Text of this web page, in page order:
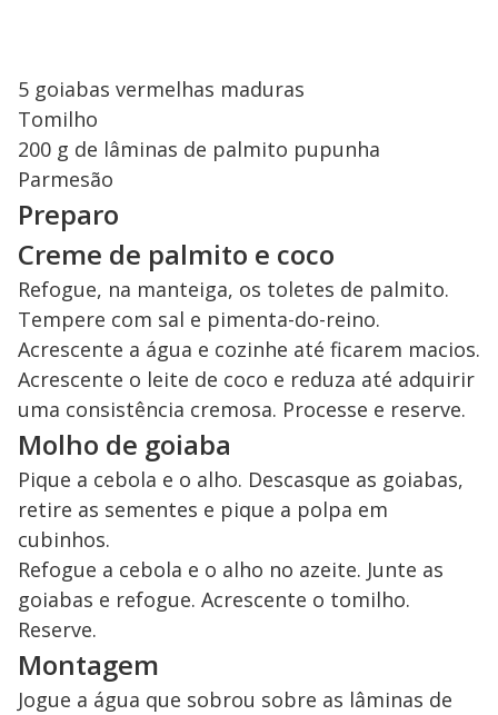
5 goiabas vermelhas maduras
Tomilho
200 g de lâminas de palmito pupunha
Parmesão
Preparo
Creme de palmito e coco
Refogue, na manteiga, os toletes de palmito.
Tempere com sal e pimenta-do-reino.
Acrescente a água e cozinhe até ficarem macios.
Acrescente o leite de coco e reduza até adquirir
uma consistência cremosa. Processe e reserve.
Molho de goiaba
Pique a cebola e o alho. Descasque as goiabas,
retire as sementes e pique a polpa em
cubinhos.
Refogue a cebola e o alho no azeite. Junte as
goiabas e refogue. Acrescente o tomilho.
Reserve.
Montagem
Jogue a água que sobrou sobre as lâminas de